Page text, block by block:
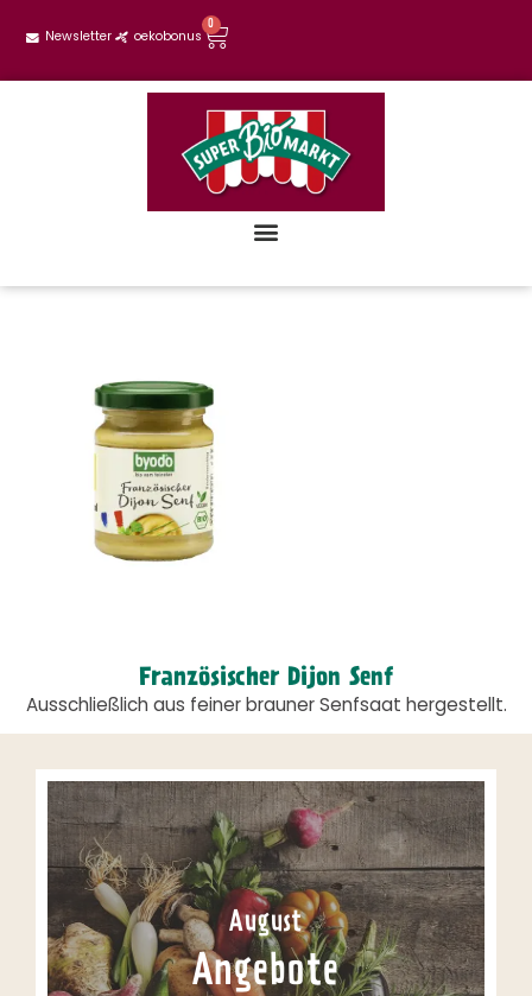
Newsletter oekobonus
0
Französischer Dijon Senf
Ausschließlich aus feiner brauner Senfsaat hergestellt.
August
Angebote